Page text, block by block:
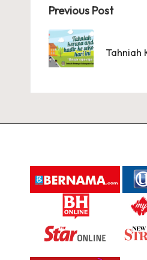
Post
navigation
Previous Post
Tahniah